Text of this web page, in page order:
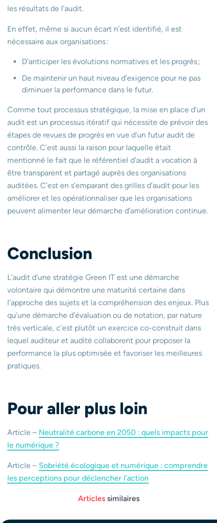
les résultats de l’audit.
En effet, même si aucun écart n’est identifié, il est
nécessaire aux organisations :
D’anticiper les évolutions normatives et les progrès ;
De maintenir un haut niveau d’exigence pour ne pas
diminuer la performance dans le futur.
Comme tout processus stratégique, la mise en place d’un
audit est un processus itératif qui nécessite de prévoir des
étapes de revues de progrès en vue d’un futur audit de
contrôle. C’est aussi la raison pour laquelle était
mentionné le fait que le référentiel d’audit a vocation à
être transparent et partagé auprès des organisations
auditées. C’est en s’emparant des grilles d’audit pour les
améliorer et les opérationnaliser que les organisations
peuvent alimenter leur démarche d’amélioration continue.
Conclusion
L’audit d’une stratégie Green IT est une démarche
volontaire qui démontre une maturité certaine dans
l’approche des sujets et la compréhension des enjeux. Plus
qu’une démarche d’évaluation ou de notation, par nature
très verticale, c’est plutôt un exercice co-construit dans
lequel auditeur et audité collaborent pour proposer la
performance la plus optimisée et favoriser les meilleures
pratiques.
Pour aller plus loin
Article – Neutralité carbone en 2050 : quels impacts pour
le numérique ?
Article – Sobriété écologique et numérique : comprendre
les perceptions pour déclencher l’action
Articlessimilaires